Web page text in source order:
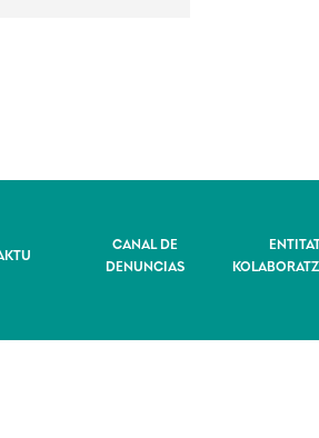
CANAL DE
DENUNCIAS